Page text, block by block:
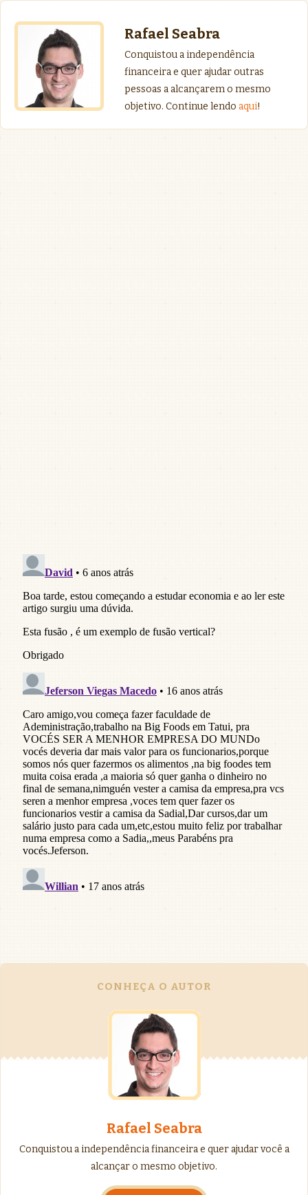
Rafael Seabra
Conquistou a independência
financeira e quer ajudar outras
pessoas a alcançarem o mesmo
objetivo. Continue lendo aqui!
CONHEÇA O AUTOR
Rafael Seabra
Conquistou a independência financeira e quer ajudar você a
alcançar o mesmo objetivo.